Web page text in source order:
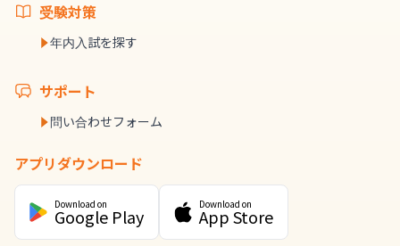
受験対策
年内入試を探す
サポート
問い合わせフォーム
アプリダウンロード
Download on
Google Play
Download on
App Store